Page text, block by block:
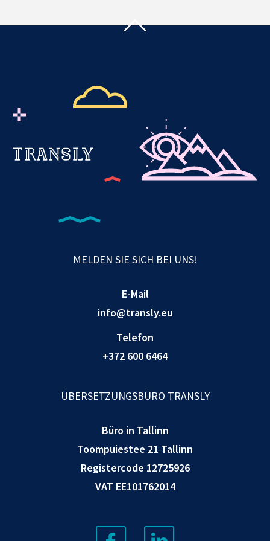
MELDEN SIE SICH BEI UNS!
E-Mail
info@transly.eu
Telefon
+372 600 6464
ÜBERSETZUNGSBÜRO TRANSLY
Büro in Tallinn
Toompuiestee 21 Tallinn
Registercode 12725926
VAT EE101762014